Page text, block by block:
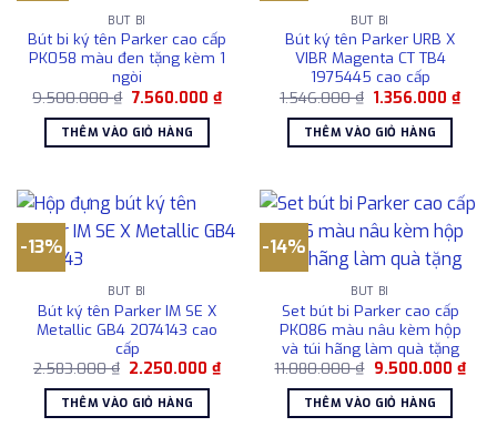
BÚT BI
Bút bi ký tên Parker cao cấp
PK058 màu đen tặng kèm 1
ngòi
9.500.000₫ Giá
là:
9.500.000 ₫.
7.560.000 ₫Giá
hiện
7.560.000 ₫.
THÊM VÀO GIỎ HÀNG
BÚT BI
Bút ký tên Parker URB X
VIBR Magenta CT TB4
1975445 cao cấp
1.546.000₫ Giá
là:
1.546.000 ₫.
1.356.000₫Giá
hiện
THÊM VÀO GIỎ HÀNG
-13%
BÚT BI
Bút ký tên Parker IM SE X
Metallic GB4 2074143 cao
cấp
2.583.000₫ Giá
là:
2.583.000 ₫.
2.250.000₫Giá
hiện
2.250.000 ₫.
THÊM VÀO GIỎ HÀNG
-14%
BÚT BI
Set bút bi Parker cao cấp
PK086 màu nâu kèm hộp
và túi hãng làm quà tặng
11.080.000₫ Giá
là:
11.080.000 ₫.
9.500.000 ₫Giá
hiện
THÊM VÀO GIỎ HÀNG